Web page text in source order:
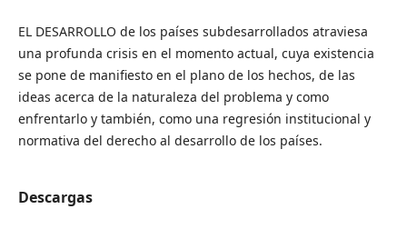
EL DESARROLLO de los países subdesarrollados atraviesa
una profunda crisis en el momento actual, cuya existencia
se pone de manifiesto en el plano de los hechos, de las
ideas acerca de la naturaleza del problema y como
enfrentarlo y también, como una regresión institucional y
normativa del derecho al desarrollo de los países.
Descargas